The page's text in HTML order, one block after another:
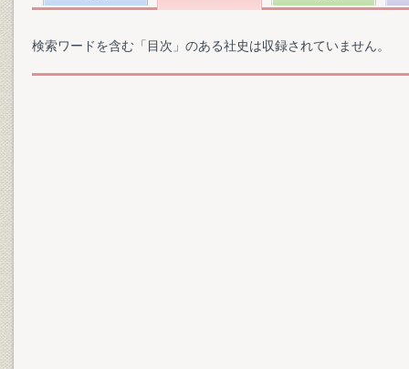
検索ワードを含む「目次」のある社史は収録されていません。